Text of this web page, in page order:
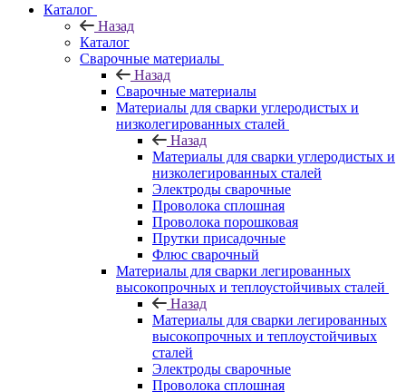
Каталог
Назад
Каталог
Сварочные материалы
Назад
Сварочные материалы
Материалы для сварки углеродистых и
низколегированных сталей
Назад
Материалы для сварки углеродистых и
низколегированных сталей
Электроды сварочные
Проволока сплошная
Проволока порошковая
Прутки присадочные
Флюс сварочный
Материалы для сварки легированных
высокопрочных и теплоустойчивых сталей
Назад
Материалы для сварки легированных
высокопрочных и теплоустойчивых
сталей
Электроды сварочные
Проволока сплошная